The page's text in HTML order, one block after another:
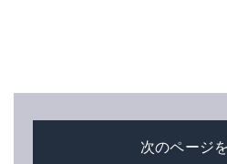
次のページ